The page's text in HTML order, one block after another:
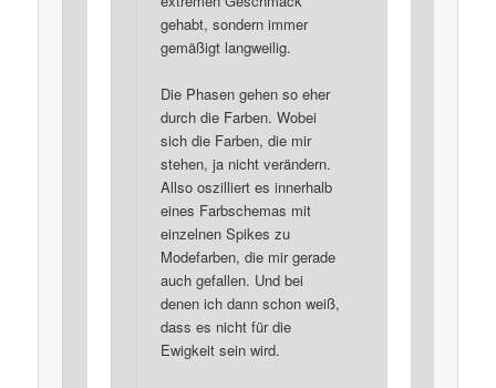
gehabt, sondern immer
gemäßigt langweilig.
Die Phasen gehen so eher
durch die Farben. Wobei
sich die Farben, die mir
stehen, ja nicht verändern.
Allso oszilliert es innerhalb
eines Farbschemas mit
einzelnen Spikes zu
Modefarben, die mir gerade
auch gefallen. Und bei
denen ich dann schon weiß,
dass es nicht für die
Ewigkeit sein wird.